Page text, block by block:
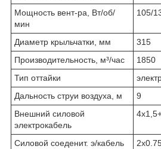
Мощность вент-ра, Вт/об/
мин
105/
Диаметр крыльчатки, мм
315
Производительность, м³/час
1850
Тип оттайки
Дальность струи воздуха, м
9
Внешний силовой
электрокабель
Силовой соеденит. э/кабель